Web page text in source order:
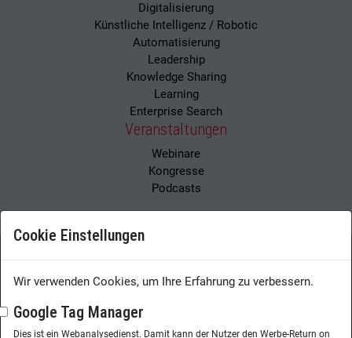
Digitalisierung
Künstliche Intelligenz / Robotic
Automatisierung
Leadership
Knowledge Sharing
Learning
Enterprise Search
Veranstaltungen
Webinare
Kongresse
Podcasts
Wissensmanagement Magazin
Impressum
Cookie Einstellungen
Wir verwenden Cookies, um Ihre Erfahrung zu verbessern.
Google Tag Manager
Dies ist ein Webanalysedienst. Damit kann der Nutzer den Werbe-Return on